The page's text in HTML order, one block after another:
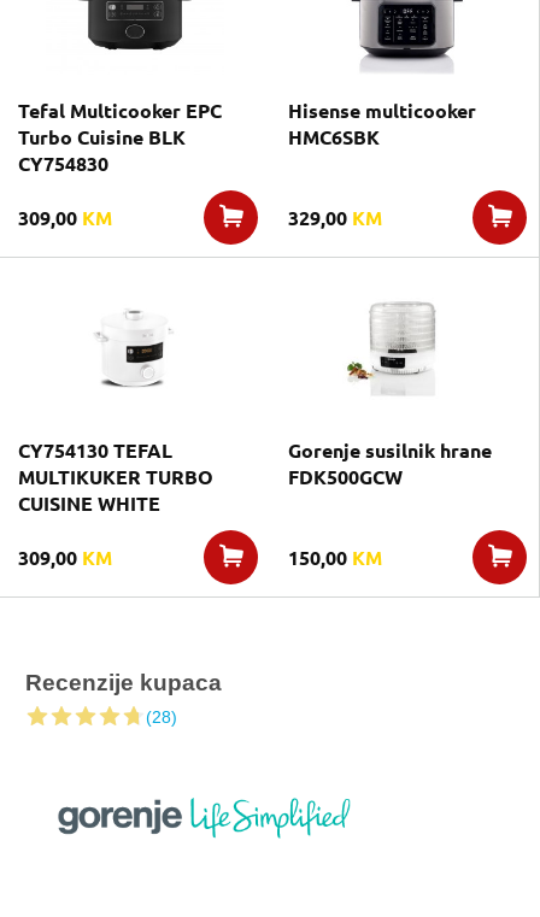
Tefal Multicooker EPC
Turbo Cuisine BLK
CY754830
309,00 KM
Hisense multicooker
HMC6SBK
329,00 KM
CY754130 TEFAL
MULTIKUKER TURBO
CUISINE WHITE
309,00 KM
Gorenje susilnik hrane
FDK500GCW
150,00 KM
Recenzije kupaca
(28)